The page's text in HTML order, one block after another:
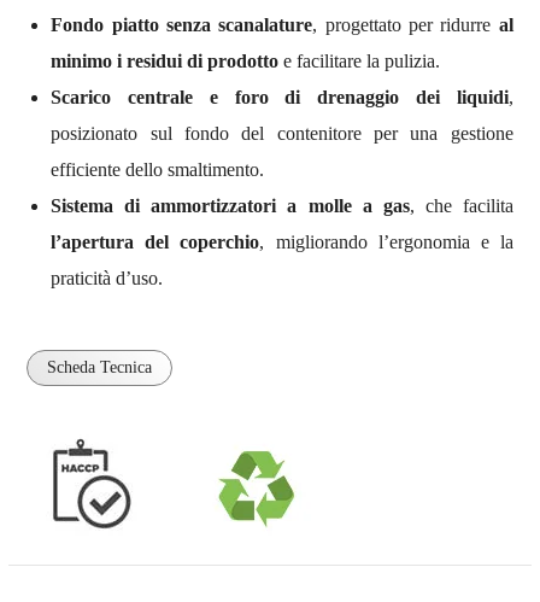
Fondo piatto senza scanalature, progettato per ridurre al
minimo i residui di prodotto e facilitare la pulizia.
Scarico centrale e foro di drenaggio dei liquidi,
posizionato sul fondo del contenitore per una gestione
efficiente dello smaltimento.
Sistema di ammortizzatori a molle a gas, che facilita
l’apertura del coperchio, migliorando l’ergonomia e la
praticità d’uso.
Scheda Tecnica